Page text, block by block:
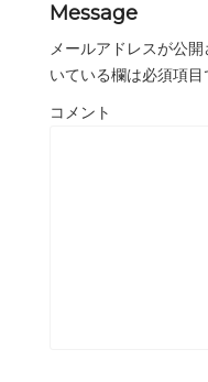
Message
メールアドレスが公
いている欄は必須項目
コメント